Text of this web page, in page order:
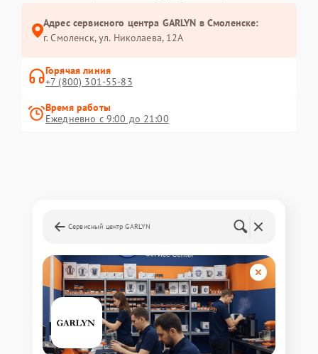
Адрес сервисного центра GARLYN в Смоленске:
г. Смоленск, ул. Николаева, 12А
Горячая линия
+7 (800) 301-55-83
Время работы
Ежедневно с 9:00 до 21:00
Сервисный центр GARLYN